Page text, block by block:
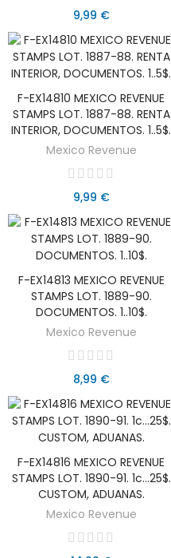
9,99 €
AÑADIR AL CARRITO
F-EX14810 MEXICO REVENUE
STAMPS LOT. 1887-88. RENTA
INTERIOR, DOCUMENTOS. 1..5$.
Mexico Revenue
9,99 €
AÑADIR AL CARRITO
F-EX14813 MEXICO REVENUE
STAMPS LOT. 1889-90.
DOCUMENTOS. 1..10$.
Mexico Revenue
8,99 €
AÑADIR AL CARRITO
F-EX14816 MEXICO REVENUE
STAMPS LOT. 1890-91. 1c...25$.
CUSTOM, ADUANAS.
Mexico Revenue